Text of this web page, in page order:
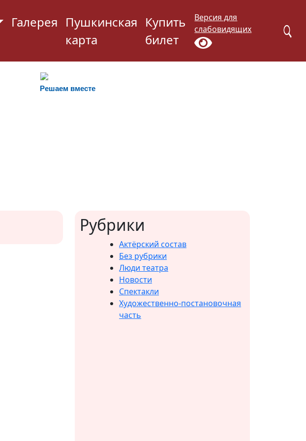
Галерея Пушкинская
карта
Купить
билет
Версия для
слабовидящих
Решаем вместе
Рубрики
Актёрский состав
Без рубрики
Люди театра
Новости
Спектакли
Художественно-постановочная
часть